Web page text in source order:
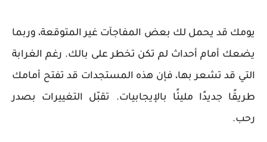
يومك قد يحمل لك بعض المفاجآت غير المتوقعة، وربما
يضعك أمام أحداث لم تكن تخطر على بالك. رغم الغرابة
التي قد تشعر بها، فإن هذه المستجدات قد تفتح أمامك
طريقًا جديدًا مليئًا بالإيجابيات. تقبّل التغييرات بصدر
رحب.